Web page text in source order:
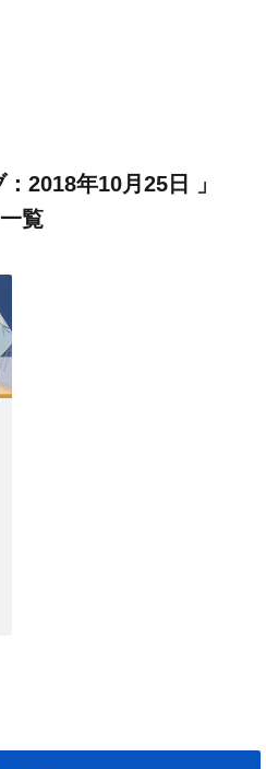
2018年10月25日 」
一覧